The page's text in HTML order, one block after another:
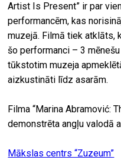
Artist Is Present” ir par
performancēm, kas
muzejā. Filmā tiek atklāts,
šo performanci – 3
tūkstotim muzeja
aizkustināti līdz asarām.
Filma “Marina Abramović:
demonstrēta angļu valodā
Mākslas centrs “Zuzeum”